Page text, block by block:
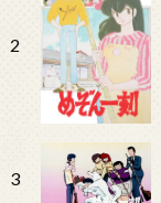
2
3